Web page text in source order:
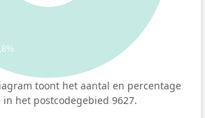
toont het aantal en percentage
het postcodegebied 9627.